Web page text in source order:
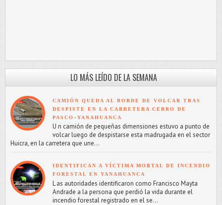
LO MÁS LEÍDO DE LA SEMANA
CAMIÓN QUEDA AL BORDE DE VOLCAR TRAS
DESPISTE EN LA CARRETERA CERRO DE
PASCO–YANAHUANCA
U n camión de pequeñas dimensiones estuvo a punto de
volcar luego de despistarse esta madrugada en el sector
Huicra, en la carretera que une...
IDENTIFICAN A VÍCTIMA MORTAL DE INCENDIO
FORESTAL EN YANAHUANCA
L as autoridades identificaron como Francisco Mayta
Andrade a la persona que perdió la vida durante el
incendio forestal registrado en el se...